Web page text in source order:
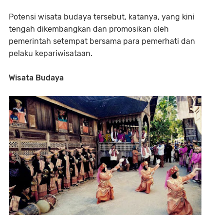
Potensi wisata budaya tersebut, katanya, yang kini
tengah dikembangkan dan promosikan oleh
pemerintah setempat bersama para pemerhati dan
pelaku kepariwisataan.
Wisata Budaya